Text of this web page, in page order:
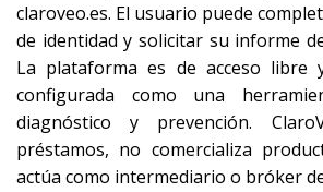
claroveo.es. El usuario puede
de identidad y solicitar su informe
La plataforma es de acceso libre
configurada como una
diagnóstico y prevención.
préstamos, no comercializa
actúa como intermediario o bróker